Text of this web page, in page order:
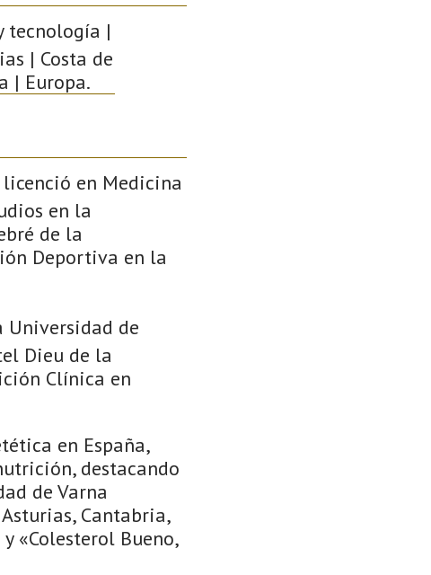
tecnología |
| Costa de
| Europa.
licenció en Medicina
en la
de la
Deportiva en la
de
Dieu de la
Clínica en
en España,
destacando
de Varna
Cantabria,
«Colesterol Bueno,